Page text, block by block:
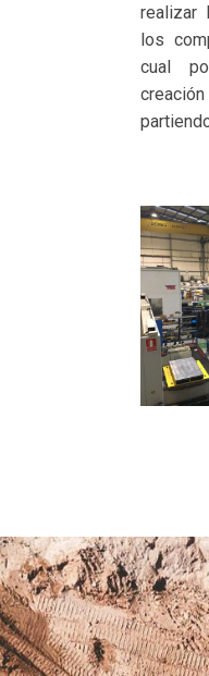
realizar
los
cual